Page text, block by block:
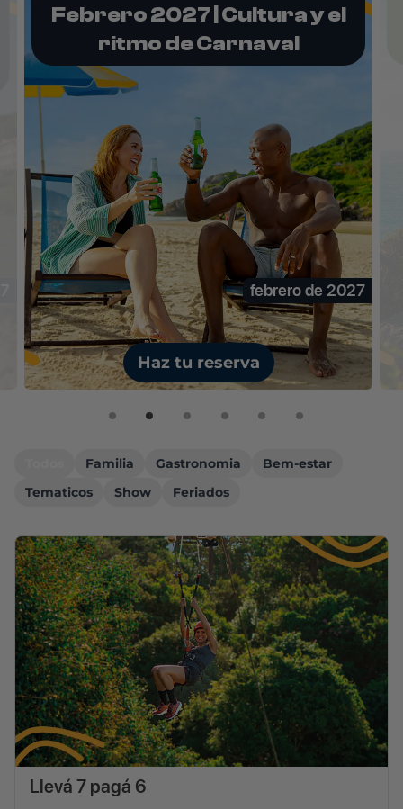
Feriado Conciencia Negra
2026
noviembre de 2026
Haz tu reserva
Familia Gastronomia
Bem-estar
Tematicos
Show Feriados
Llevá 7 pagá 6